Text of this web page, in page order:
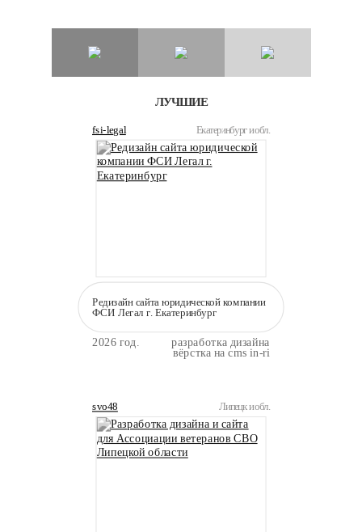
ЛУЧШИЕ
fsi-legal Екатеринбург и обл.
Редизайн сайта юридической компании
ФСИ Легал г. Екатеринбург
2026 год.
разработка дизайна
вёрстка на cms in-ri
svo48 Липецк и обл.